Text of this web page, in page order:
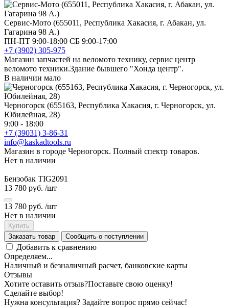
Сервис-Мото (655011, Республика Хакасия, г. Абакан, ул.
Гагарина 98 А.)
ПН-ПТ 9:00-18:00 СБ 9:00-17:00
+7 (3902) 305-975
Магазин запчастей на веломото технику, сервис центр
веломото техники.Здание бывшего "Хонда центр".
В наличии мало
Черногорск (655163, Республика Хакасия, г. Черногорск, ул.
Юбилейная, 28)
9:00 - 18:00
+7 (39031) 3-86-31
info@kaskadtools.ru
Магазин в городе Черногорск. Полный спектр товаров.
Нет в наличии
Бензобак TIG2091
13 780 руб. /шт
13 780 руб. /шт
Нет в наличии
Купить
Заказать товар
Сообщить о поступлении
Добавить к сравнению
Определяем...
Наличный и безналичный расчет, банковские карты
Отзывы
Хотите оставить отзыв?Поставьте свою оценку!
Сделайте выбор!
Нужна консультация? Задайте вопрос прямо сейчас!